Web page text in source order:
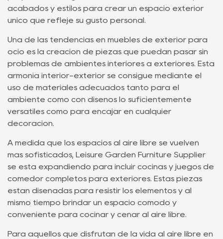
acabados y estilos para crear un espacio exterior
único que refleje su gusto personal.
Una de las tendencias en muebles de exterior para
ocio es la creación de piezas que puedan pasar sin
problemas de ambientes interiores a exteriores. Esta
armonía interior-exterior se consigue mediante el
uso de materiales adecuados tanto para el
ambiente como con diseños lo suficientemente
versátiles como para encajar en cualquier
decoración.
A medida que los espacios al aire libre se vuelven
más sofisticados, Leisure Garden Furniture Supplier
se está expandiendo para incluir cocinas y juegos de
comedor completos para exteriores. Estas piezas
están diseñadas para resistir los elementos y al
mismo tiempo brindar un espacio cómodo y
conveniente para cocinar y cenar al aire libre.
Para aquellos que disfrutan de la vida al aire libre en